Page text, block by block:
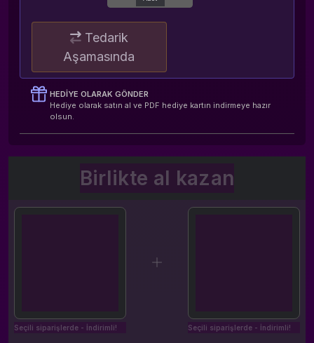
Tedarik
Aşamasında
HEDIYE OLARAK GÖNDER
Hediye olarak satın al ve PDF hediye kartın indirmeye hazır
olsun.
Birlikte al kazan
Seçili siparişlerde - İndirimli! Seçili siparişlerde - İndirimli!